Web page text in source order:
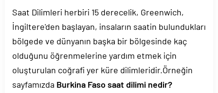
Saat Dilimleri herbiri 15 derecelik, Greenwich,
İngiltere'den başlayan, insaların saatin bulundukları
bölgede ve dünyanın başka bir bölgesinde kaç
olduğunu öğrenmelerine yardım etmek için
oluşturulan coğrafi yer küre dilimleridir.Örneğin
sayfamızda Burkina Faso saat dilimi nedir?